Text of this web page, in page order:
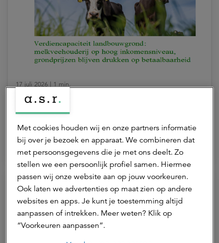
17 juli 2026 | 1 min.
Verdiencapaciteit onder druk door
stijgende grondprijzen
ASR Dutch Farmland Fund
Met cookies houden wij en onze partners informatie
bij over je bezoek en apparaat. We combineren dat
met persoonsgegevens die je met ons deelt. Zo
stellen we een persoonlijk profiel samen. Hiermee
passen wij onze website aan op jouw voorkeuren.
Ook laten we advertenties op maat zien op andere
websites en apps. Je kunt je toestemming altijd
aanpassen of intrekken. Meer weten? Klik op
“Voorkeuren aanpassen”.